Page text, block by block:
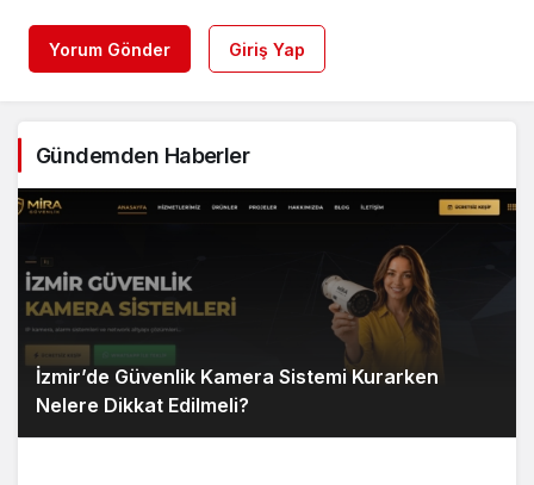
Yorum Gönder Giriş Yap
Gündemden Haberler
İzmir’de Güvenlik Kamera Sistemi Kurarken
Nelere Dikkat Edilmeli?